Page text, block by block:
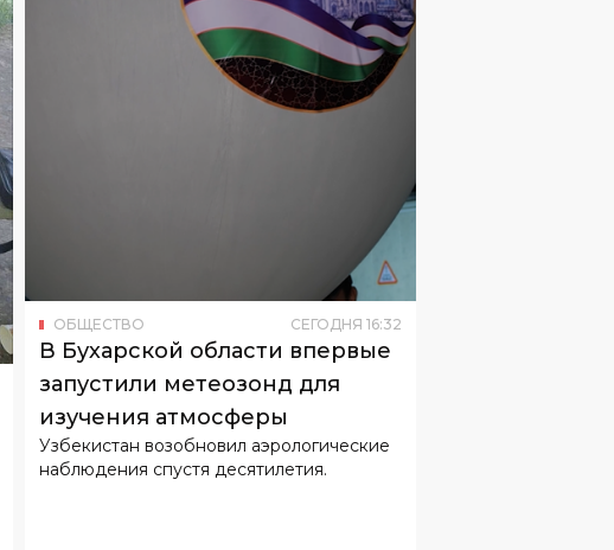
ОБЩЕСТВО СЕГОДНЯ 16:32
В Бухарской области впервые
запустили метеозонд для
изучения атмосферы
Узбекистан возобновил аэрологические
наблюдения спустя десятилетия.